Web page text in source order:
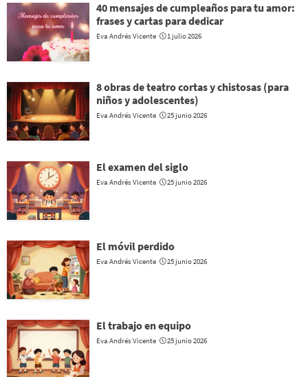
40 mensajes de cumpleaños para tu amor:
frases y cartas para dedicar
Eva Andrés Vicente 1 julio 2026
8 obras de teatro cortas y chistosas (para
niños y adolescentes)
Eva Andrés Vicente 25 junio 2026
El examen del siglo
Eva Andrés Vicente 25 junio 2026
El móvil perdido
Eva Andrés Vicente 25 junio 2026
El trabajo en equipo
Eva Andrés Vicente 25 junio 2026